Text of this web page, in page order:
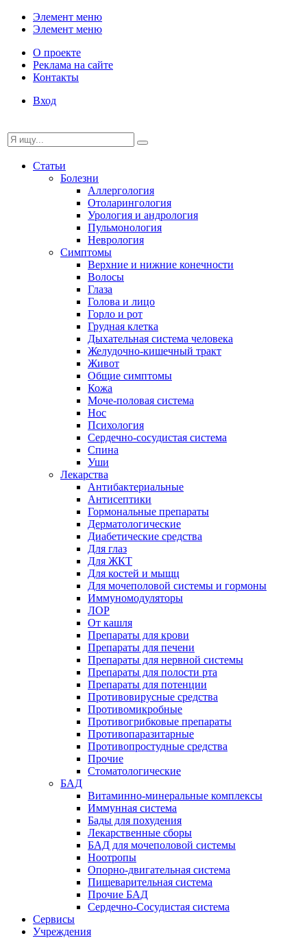
Элемент меню
Элемент меню
О проекте
Реклама на сайте
Контакты
Вход
Статьи
Болезни
Аллергология
Отоларингология
Урология и андрология
Пульмонология
Неврология
Симптомы
Верхние и нижние конечности
Волосы
Глаза
Голова и лицо
Горло и рот
Грудная клетка
Дыхательная система человека
Желудочно-кишечный тракт
Живот
Общие симптомы
Кожа
Моче-половая система
Нос
Психология
Сердечно-сосудистая система
Спина
Уши
Лекарства
Антибактериальные
Антисептики
Гормональные препараты
Дерматологические
Диабетические средства
Для глаз
Для ЖКТ
Для костей и мыщц
Для мочеполовой системы и гормоны
Иммуномодуляторы
ЛОР
От кашля
Препараты для крови
Препараты для печени
Препараты для нервной системы
Препараты для полости рта
Препараты для потенции
Противовирусные средства
Противомикробные
Противогрибковые препараты
Противопаразитарные
Противопростудные средства
Прочие
Стоматологические
БАД
Витаминно-минеральные комплексы
Иммунная система
Бады для похудения
Лекарственные сборы
БАД для мочеполовой системы
Ноотропы
Опорно-двигательная система
Пищеварительная система
Прочие БАД
Сердечно-Сосудистая система
Сервисы
Учреждения